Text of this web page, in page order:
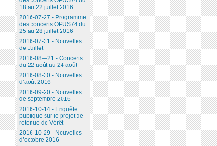
18 au 22 juillet 2016
2016-07-27 - Programme
des concerts OPUS74 du
25 au 28 juillet 2016
2016-07-31 - Nouvelles
de Juillet
2016-08—21 - Concerts
du 22 août au 24 août
2016-08-30 - Nouvelles
d’août 2016
2016-09-20 - Nouvelles
de septembre 2016
2016-10-14 - Enquête
publique sur le projet de
retenue de Vérêt
2016-10-29 - Nouvelles
d’octobre 2016